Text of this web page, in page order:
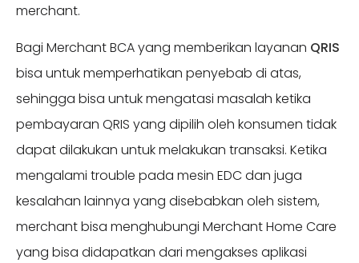
merchant.
Bagi Merchant BCA yang memberikan layanan QRIS
bisa untuk memperhatikan penyebab di atas,
sehingga bisa untuk mengatasi masalah ketika
pembayaran QRIS yang dipilih oleh konsumen tidak
dapat dilakukan untuk melakukan transaksi. Ketika
mengalami trouble pada mesin EDC dan juga
kesalahan lainnya yang disebabkan oleh sistem,
merchant bisa menghubungi Merchant Home Care
yang bisa didapatkan dari mengakses aplikasi